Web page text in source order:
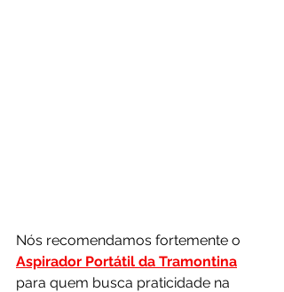
Nós recomendamos fortemente o
Aspirador Portátil da Tramontina
para quem busca praticidade na